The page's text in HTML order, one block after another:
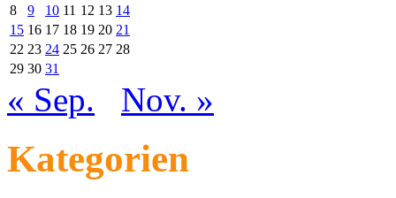
8
9 10 11 12 13 14
15 16 17 18 19 20 21
22 23 24 25 26 27 28
29 30 31
« Sep. Nov. »
Kategorien